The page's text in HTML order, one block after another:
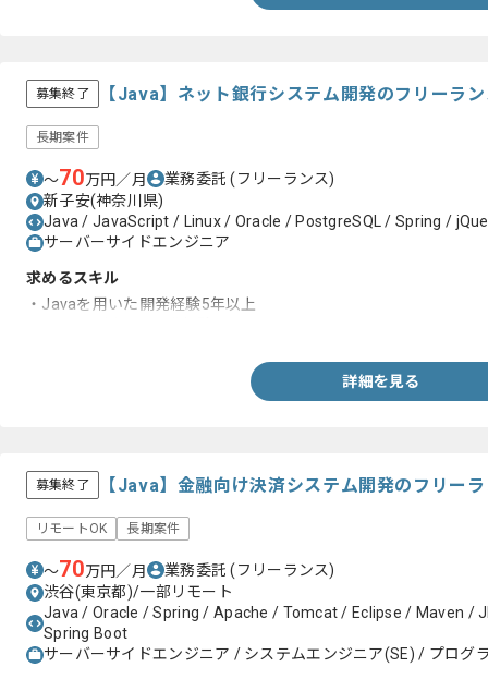
募集終了 【Java】ネット銀行システム開発のフリーラ
長期案件
〜70万円／月 業務委託(フリーランス)
新子安(神奈川県)
Java / JavaScript / Linux / Oracle / PostgreSQL / Spring /
サーバーサイドエンジニア
求めるスキル
・Javaを用いた開発経験5年以上
詳細を見る
募集終了 【Java】金融向け決済システム開発のフリー
リモートOK 長期案件
〜70万円／月 業務委託(フリーランス)
渋谷(東京都)/一部リモート
Java / Oracle / Spring / Apache / Tomcat / Eclipse / Maven /
Spring Boot
サーバーサイドエンジニア / システムエンジニア(SE) / プログ